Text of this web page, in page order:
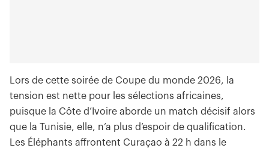
Lors de cette soirée de Coupe du monde 2026, la
tension est nette pour les sélections africaines,
puisque la Côte d’Ivoire aborde un match décisif alors
que la Tunisie, elle, n’a plus d’espoir de qualification.
Les Éléphants affrontent Curaçao à 22 h dans le